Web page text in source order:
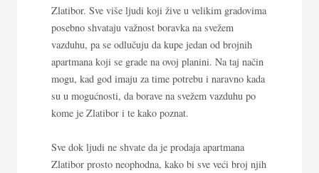
Zlatibor. Sve više ljudi koji žive u velikim gradovima
posebno shvataju važnost boravka na svežem
vazduhu, pa se odlučuju da kupe jedan od brojnih
apartmana koji se grade na ovoj planini. Na taj način
mogu, kad god imaju za time potrebu i naravno kada
su u mogućnosti, da borave na svežem vazduhu po
kome je Zlatibor i te kako poznat.
Sve dok ljudi ne shvate da je prodaja apartmana
Zlatibor prosto neophodna, kako bi sve veći broj njih